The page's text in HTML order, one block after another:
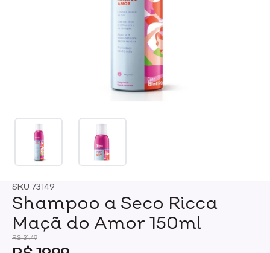
SKU 73149
Shampoo a Seco Ricca
Maçã do Amor 150ml
R$ 31,49